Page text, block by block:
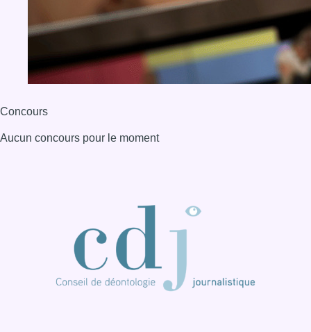
Concours
Aucun concours pour le moment